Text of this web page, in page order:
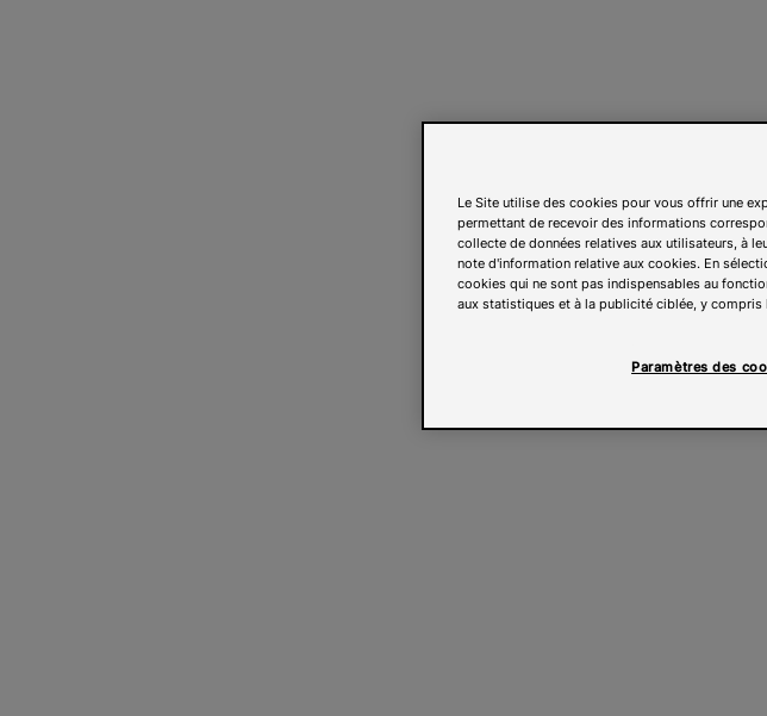
Le Site utilise des cookies pour vous offrir une
permettant de recevoir des informations
collecte de données relatives aux utilisateurs, à
note d'information relative aux cookies. En
cookies qui ne sont pas indispensables au
aux statistiques et à la publicité ciblée, y
Paramètres des